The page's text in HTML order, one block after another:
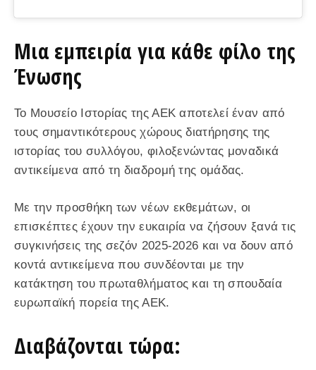
Μια εμπειρία για κάθε φίλο της
Ένωσης
Το Μουσείο Ιστορίας της ΑΕΚ αποτελεί έναν από
τους σημαντικότερους χώρους διατήρησης της
ιστορίας του συλλόγου, φιλοξενώντας μοναδικά
αντικείμενα από τη διαδρομή της ομάδας.
Με την προσθήκη των νέων εκθεμάτων, οι
επισκέπτες έχουν την ευκαιρία να ζήσουν ξανά τις
συγκινήσεις της σεζόν 2025-2026 και να δουν από
κοντά αντικείμενα που συνδέονται με την
κατάκτηση του πρωταθλήματος και τη σπουδαία
ευρωπαϊκή πορεία της ΑΕΚ.
Διαβάζονται τώρα: